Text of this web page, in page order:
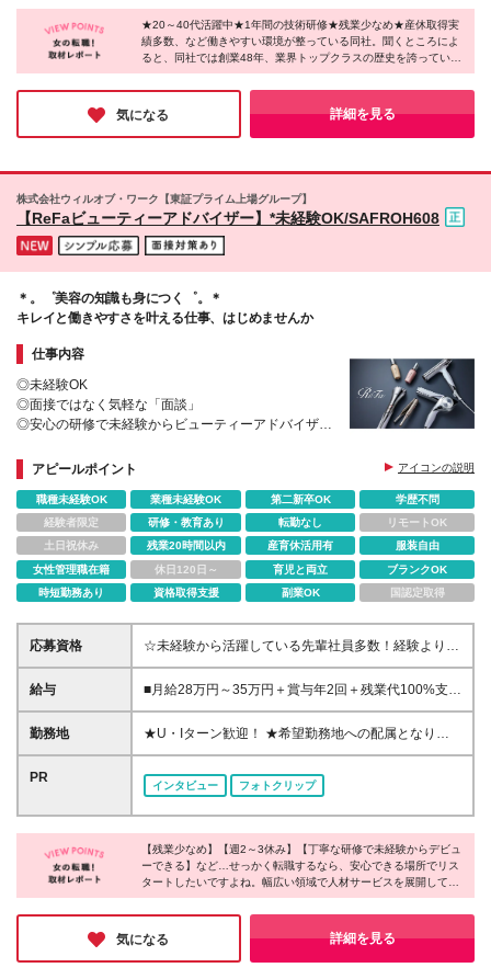
用期間3ヵ月あり。期間中の給与・待遇に差異なし。
※経験者には経験手当別途支給（社内規定あり）。 ◆
昇給：年1回のチャンス有 ◆個人インセンティブ有 ◆
インセンティブ支給も充実！モチベーションを高く持
ちながら楽しく働けます。
青森(青森、八戸、弘前) ■岩手(盛岡、北上) ■秋田(秋
田) ■宮城(古川、利府) ■山形(イオン米沢、三川) ■福島
(福島南、会津、いわき) ■茨城(つくば、下館、古河、
ひたちなか、水戸、日立) ■栃木(イトーヨーカドー宇
都宮、アピタ宇都宮、インターパーク宇都宮、大田
原、小山、足利、佐野) ■群馬(前橋) ■埼玉(大宮西、所
亀田) ■富山(富山) ■石川(金沢、小松) ■岐阜（岐阜） ■
静岡(静岡、浜松、藤枝) ■愛知(豊橋、金山) ■京都(西
院、四条河原町) ■滋賀（草津） ■大阪(高槻、梅田） ■
縄） ※(変更の範囲)上記を除く当社関連勤務地
★20～40代活躍中★1年間の技術研修★残業少なめ★産休取得実
績多数、など働きやすい環境が整っている同社。聞くところによ
ると、同社では創業48年、業界トップクラスの歴史を誇っている
のだとか。この環境であれば安心して働けそうですよね。産育休
の取得実績も全国で多数あり、ライフイベントを経ても長く働き
たい方にもピッタリの企業様です！
気になる 詳細を見る
株式会社ウィルオブ・ワーク【東証プライム上場グループ】
【ReFaビューティーアドバイザー】*未経験OK/SAFROH608
＊。゜美容の知識も身につく゜。＊
キレイと働きやすさを叶える仕事、はじめませんか
仕事内容
◎未経験OK
◎面接ではなく気軽な「面談」
◎安心の研修で未経験からビューティーアドバイザー
◎人生のどんな時も自分らしく♪
◎残業平均月4h
アピールポイント アイコンの説明
職種未経験OK 業種未経験OK 第二新卒OK
学歴不問
経験者限定
研修・教育あり 転勤なし
リモートOK
土日祝休み
残業20時間以内 産育休活用有
服装自由
女性管理職在籍
休日120日～ 育児と両立
ブランクOK
時短勤務あり
資格取得支援 副業OK 国認定取得
応募資格
☆未経験から活躍している先輩社員多数！経験よりも
意欲や人物重視で選考します！ ◆業種・職種未経験
歓迎 ◆第二新卒も歓迎 ◆学歴不問 ≪こんな方を求め
が好きな方 ☆販売だけでなく幅広い仕事にチャレン
ジしたい方 雑談ベースの気軽な面談を通じて、納得
給与
■月給28万円～35万円＋賞与年2回＋残業代100%支給
／SVの場合 ■月給25万円～30万円＋賞与年2回＋残業
代100%支給／店長候補の場合 ■月給23万円～25万円
を考慮のうえ、スタート時の給与を決定します ※2ヶ
勤務地
★U・Iターン歓迎！ ★希望勤務地への配属となりま
す ★基本的に担当店舗（小売店・商業施設）への直
行直帰となります 本求人は埼玉・東京・神奈川・愛
知・京都・大阪・兵庫・福岡・鹿児島での募集です
本社／東京都新宿区新宿3-1-24 京王新宿三丁目ビル
3階 支店／札幌、名古屋、大阪、広島、福岡 ※初回配
属地以外の当社関連勤務地での勤務はありません
PR
インタビュー フォトクリップ
【残業少なめ】【週2～3休み】【丁寧な研修で未経験からデビュ
ーできる】など…せっかく転職するなら、安心できる場所でリス
タートしたいですよね。幅広い領域で人材サービスを展開してい
る同社では、充実した休日休暇や残業時間の削減によって働きや
すい環境を作っているのだとか！東証プライム上場企業グループ
としての安定性も同社の魅力。新たな一歩を踏み出す場所にぴっ
たりではないでしょうか。
気になる 詳細を見る